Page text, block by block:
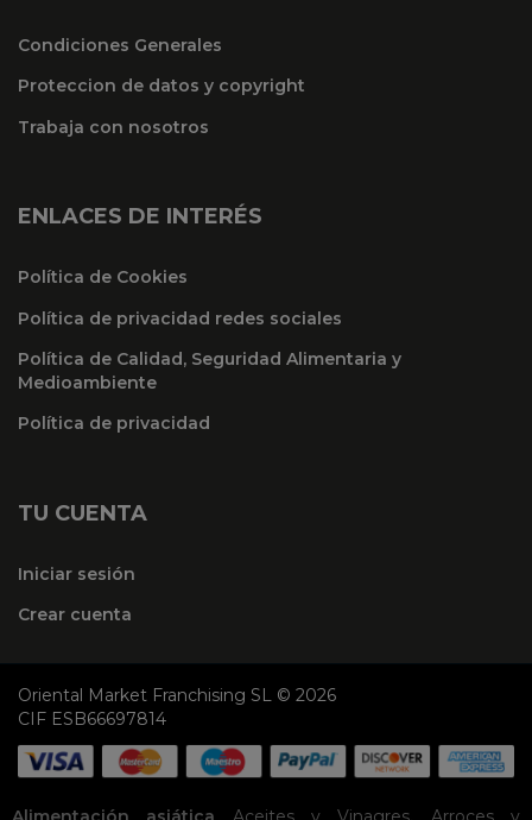
Condiciones Generales
Proteccion de datos y copyright
Trabaja con nosotros
ENLACES DE INTERÉS
Política de Cookies
Política de privacidad redes sociales
Política de Calidad, Seguridad Alimentaria y
Medioambiente
Política de privacidad
TU CUENTA
Iniciar sesión
Crear cuenta
Oriental Market Franchising SL © 2026
CIF ESB66697814